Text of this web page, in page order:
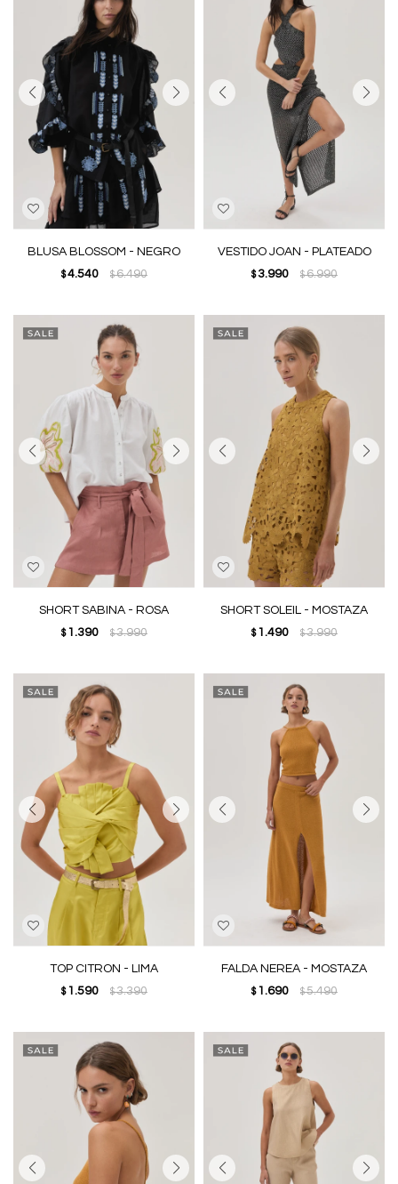
BLUSA BLOSSOM - NEGRO
$ 4.540 $6.490
VESTIDO JOAN - PLATEADO
$ 3.990 $6.990
SHORT SABINA - ROSA
$ 1.390 $3.990
SHORT SOLEIL - MOSTAZA
$ 1.490 $3.990
TOP CITRON - LIMA
$ 1.590 $3.390
FALDA NEREA - MOSTAZA
$ 1.690 $5.490